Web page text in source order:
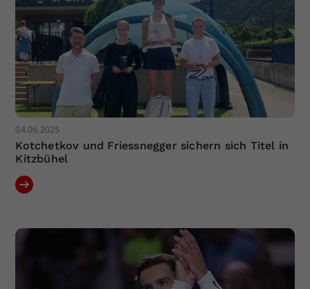
04.06.2025
Kotchetkov und Friessnegger sichern sich Titel in
Kitzbühel